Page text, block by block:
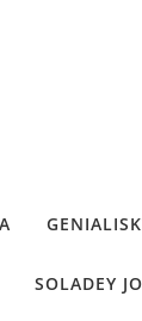
SOLADEY